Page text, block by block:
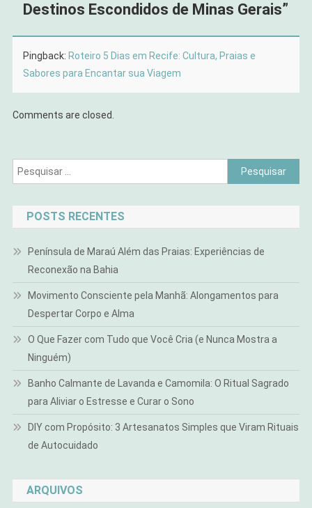
Destinos Escondidos de Minas Gerais”
Pingback: Roteiro 5 Dias em Recife: Cultura, Praias e
Sabores para Encantar sua Viagem
Comments are closed.
Pesquisar
por:
POSTS RECENTES
Península de Maraú Além das Praias: Experiências de
Reconexão na Bahia
Movimento Consciente pela Manhã: Alongamentos para
Despertar Corpo e Alma
O Que Fazer com Tudo que Você Cria (e Nunca Mostra a
Ninguém)
Banho Calmante de Lavanda e Camomila: O Ritual Sagrado
para Aliviar o Estresse e Curar o Sono
DIY com Propósito: 3 Artesanatos Simples que Viram Rituais
de Autocuidado
ARQUIVOS